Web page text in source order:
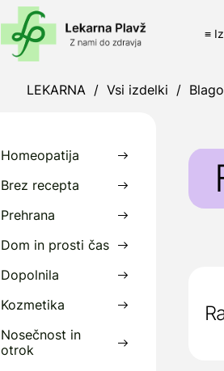
≡
LEKARNA / Vsi izdelki /
Homeopatija
Brez recepta
Prehrana
Dom in prosti čas
Dopolnila
Kozmetika
Nosečnost in
otrok